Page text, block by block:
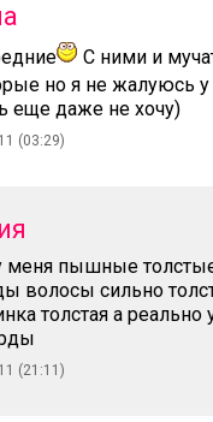
С ними и
но я не жалуюсь
еще даже не хочу)
(03:29)
меня пышные
волосы сильно
толстая а
(21:11)